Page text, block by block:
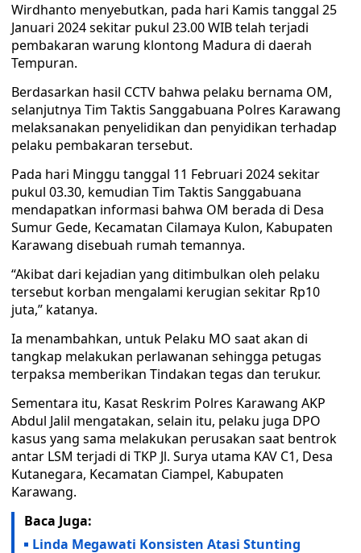
Wirdhanto menyebutkan, pada hari Kamis tanggal 25
Januari 2024 sekitar pukul 23.00 WIB telah terjadi
pembakaran warung klontong Madura di daerah
Tempuran.
Berdasarkan hasil CCTV bahwa pelaku bernama OM,
selanjutnya Tim Taktis Sanggabuana Polres Karawang
melaksanakan penyelidikan dan penyidikan terhadap
pelaku pembakaran tersebut.
Pada hari Minggu tanggal 11 Februari 2024 sekitar
pukul 03.30, kemudian Tim Taktis Sanggabuana
mendapatkan informasi bahwa OM berada di Desa
Sumur Gede, Kecamatan Cilamaya Kulon, Kabupaten
Karawang disebuah rumah temannya.
“Akibat dari kejadian yang ditimbulkan oleh pelaku
tersebut korban mengalami kerugian sekitar Rp10
juta,” katanya.
Ia menambahkan, untuk Pelaku MO saat akan di
tangkap melakukan perlawanan sehingga petugas
terpaksa memberikan Tindakan tegas dan terukur.
Sementara itu, Kasat Reskrim Polres Karawang AKP
Abdul Jalil mengatakan, selain itu, pelaku juga DPO
kasus yang sama melakukan perusakan saat bentrok
antar LSM terjadi di TKP Jl. Surya utama KAV C1, Desa
Kutanegara, Kecamatan Ciampel, Kabupaten
Karawang.
Baca Juga:
Linda Megawati Konsisten Atasi Stunting